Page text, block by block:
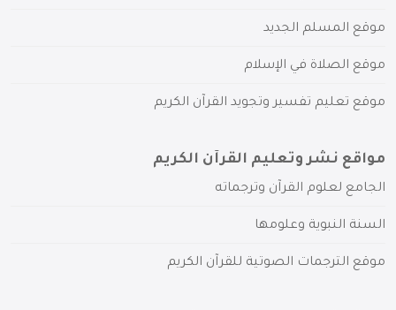
موقع المسلم الجديد
موقع الصلاة في الإسلام
موقع تعليم تفسير وتجويد القرآن الكريم
مواقع نشر وتعليم القرآن الكريم
الجامع لعلوم القرآن وترجماته
السنة النبوية وعلومها
موقع الترجمات الصوتية للقرآن الكريم